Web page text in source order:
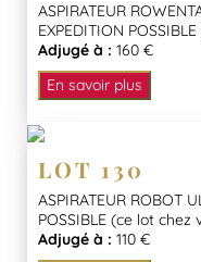
ASPIRATEUR
EXPEDITION
Adjugé à : 160 €
En savoir plus
LOT 130
ASPIRATEUR ROBOT
POSSIBLE (ce lot chez
Adjugé à : 110 €